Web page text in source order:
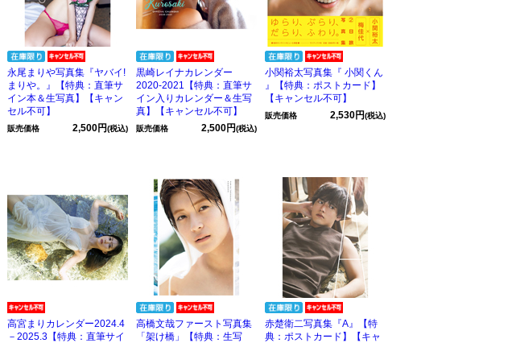
永尾まりや写真集『ヤバイ!
まりや。』【特典：直筆サ
イン本＆生写真】【キャン
セル不可】
販売価格 2,500円(税込)
黒崎レイナカレンダー
2020-2021【特典：直筆サ
イン入りカレンダー＆生写
真】【キャンセル不可】
販売価格 2,500円(税込)
小関裕太写真集『 小関くん
』【特典：ポストカード】
【キャンセル不可】
販売価格 2,530円(税込)
高宮まりカレンダー2024.4
－2025.3【特典：直筆サイ
高橋文哉ファースト写真集
「架け橋」【特典：生写
赤楚衛二写真集『A』【特
典：ポストカード】【キャ